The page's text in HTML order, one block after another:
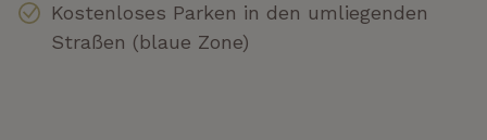
Kostenloses Parken in den umliegenden
Straßen (blaue Zone)